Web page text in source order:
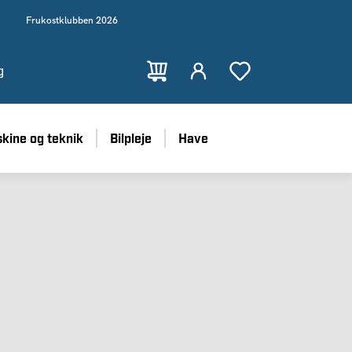
Frukostklubben 2026
og teknik Bilpleje Have